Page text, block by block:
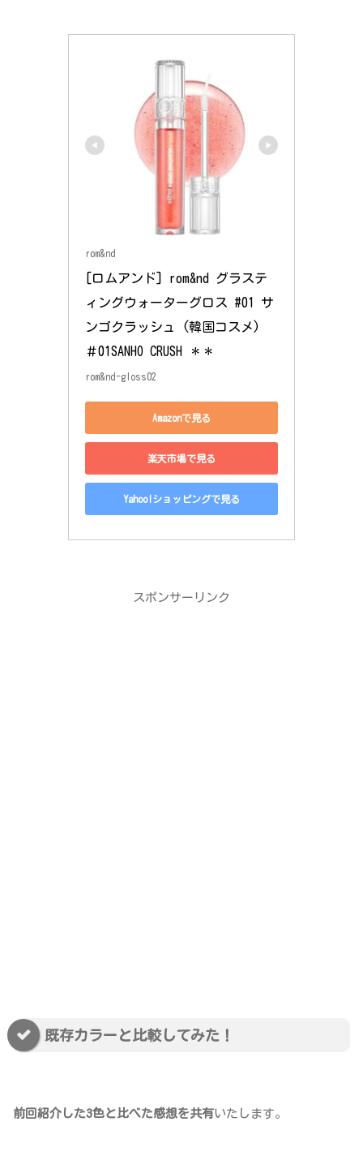
rom&nd
[ロムアンド] rom&nd グラステ
ィングウォーターグロス #01 サ
ンゴクラッシュ (韓国コスメ)
＃01SANHO CRUSH ＊＊
rom&nd-gloss02
Amazonで見る
楽天市場で見る
Yahoo!ショッピングで見る
スポンサーリンク
既存カラーと比較してみた！
前回紹介した3色と比べた感想を共有いたします。